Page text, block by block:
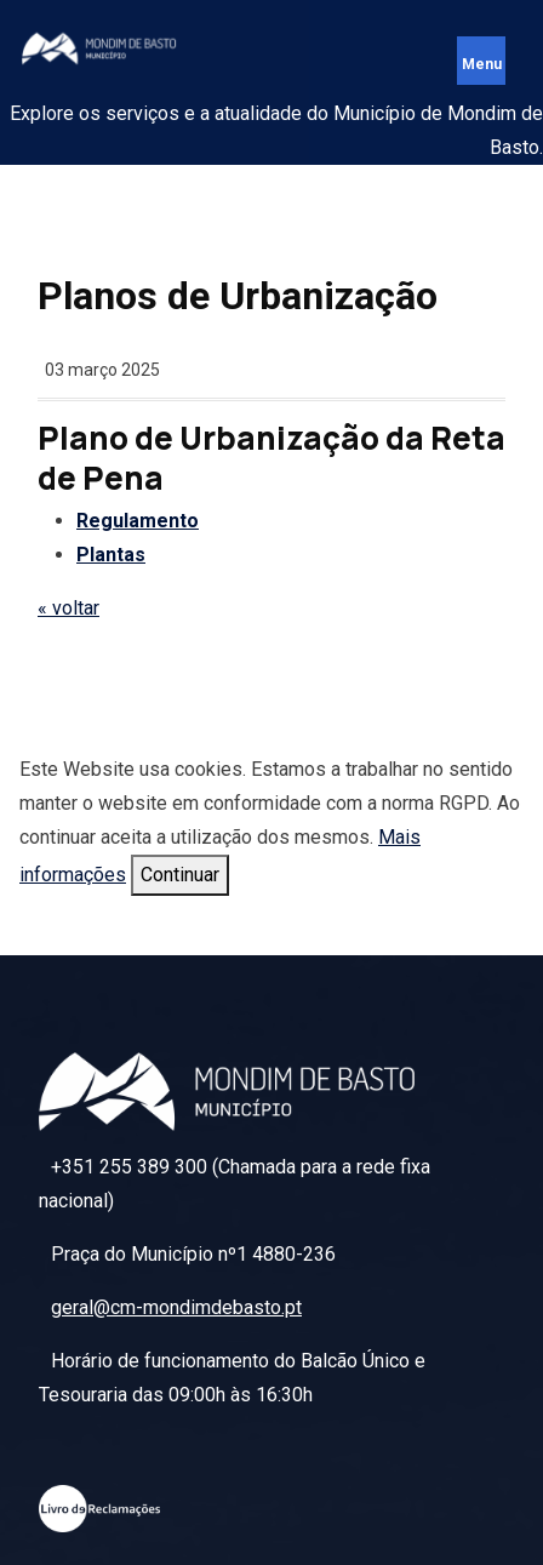
Explore os serviços e a atualidade do Município de Mondim de
Basto.
Planos de Urbanização
03 março 2025
Plano de Urbanização da Reta
de Pena
Regulamento
Plantas
« voltar
Este Website usa cookies. Estamos a trabalhar no sentido
manter o website em conformidade com a norma RGPD. Ao
continuar aceita a utilização dos mesmos. Mais
informações
Continuar
+351 255 389 300 (Chamada para a rede fixa
nacional)
Praça do Município nº1 4880-236
geral@cm-mondimdebasto.pt
Horário de funcionamento do Balcão Único e
Tesouraria das 09:00h às 16:30h